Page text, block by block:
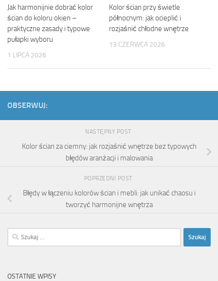
Jak harmonijnie dobrać kolor
ścian do koloru okien –
praktyczne zasady i typowe
pułapki wyboru
1 LIPCA 2026
Kolor ścian przy świetle
północnym: jak ocieplić i
rozjaśnić chłodne wnętrze
13 CZERWCA 2026
OBSERWUJ:
NASTĘPNY POST
Kolor ścian za ciemny: jak rozjaśnić wnętrze bez typowych
błędów aranżacji i malowania
POPRZEDNI POST
Błędy w łączeniu kolorów ścian i mebli: jak unikać chaosu i
tworzyć harmonijne wnętrza
Szukaj:
OSTATNIE WPISY